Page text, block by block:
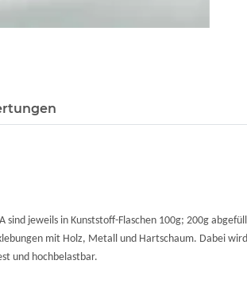
sind jeweils in Kunststoff-Flaschen 100g; 200g
mit Holz, Metall und Hartschaum. Dabei
und hochbelastbar.